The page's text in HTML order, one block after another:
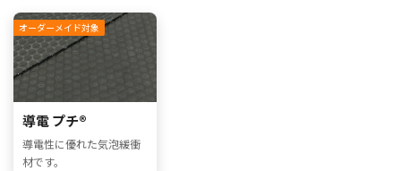
オーダーメイド対象
導電 プチ®
導電性に優れた気泡緩衝
材です。